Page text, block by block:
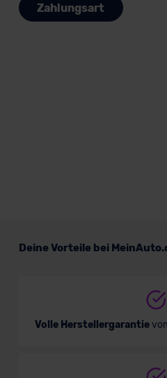
Zahlungsart
Deine Vorteile bei
Volle Herstellergarantie